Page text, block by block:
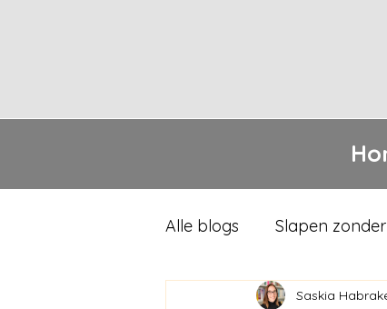
Alle blogs Slapen
Saskia